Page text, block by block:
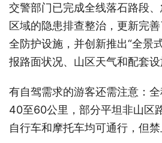
交警部门已完成全线落石路段
区域的隐患排查整治，更新完
全防护设施，并创新推出“全景
报路面状况、山区天气和配套设
有自驾需求的游客还需注意：
40至60公里，部分平坦非山区
自行车和摩托车均可通行，但禁